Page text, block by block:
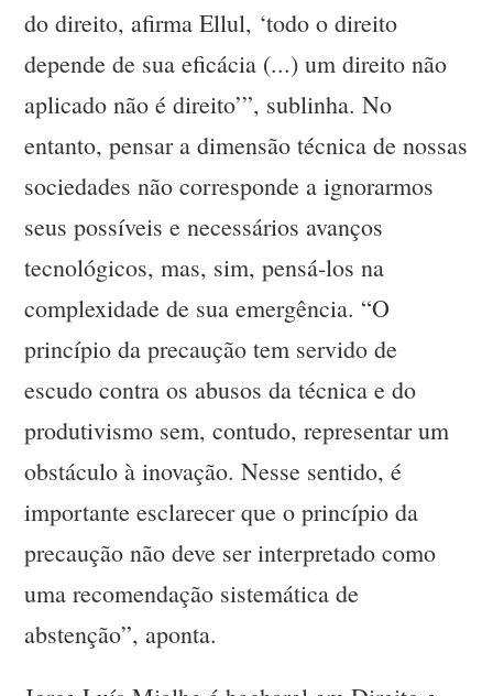
do direito, afirma Ellul, ‘todo o direito
depende de sua eficácia (...) um direito não
aplicado não é direito’”, sublinha. No
entanto, pensar a dimensão técnica de nossas
sociedades não corresponde a ignorarmos
seus possíveis e necessários avanços
tecnológicos, mas, sim, pensá-los na
complexidade de sua emergência. “O
princípio da precaução tem servido de
escudo contra os abusos da técnica e do
produtivismo sem, contudo, representar um
obstáculo à inovação. Nesse sentido, é
importante esclarecer que o princípio da
precaução não deve ser interpretado como
uma recomendação sistemática de
abstenção”, aponta.